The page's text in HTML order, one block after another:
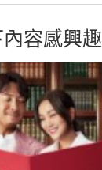
容感興趣